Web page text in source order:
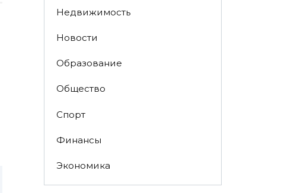
Недвижимость
Новости
Образование
Общество
Спорт
Финансы
Экономика